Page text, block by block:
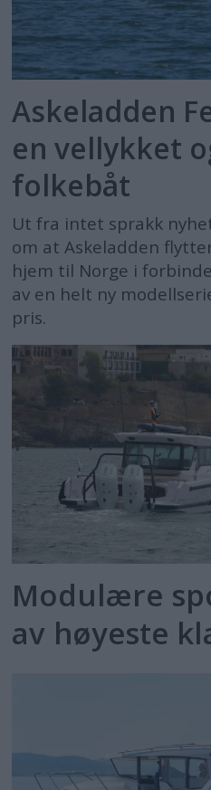
Askeladden
en vellykket
folkebåt
Ut fra intet sprakk
om at Askeladden
hjem til Norge i
av en helt ny
pris.
Modulære
av høyeste